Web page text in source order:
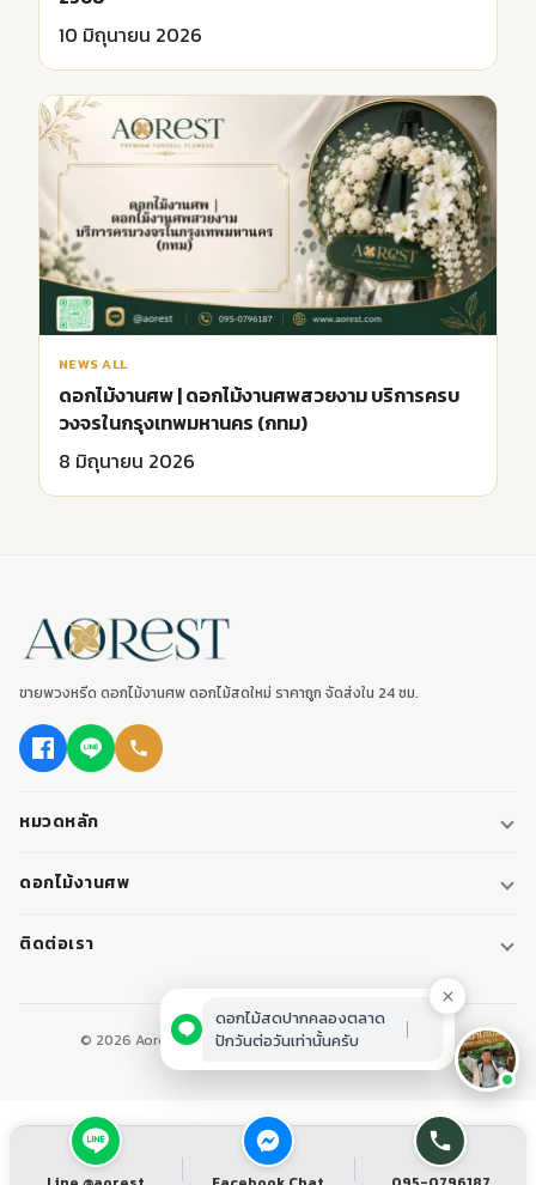
10 มิถุนายน 2026
NEWS ALL
ดอกไม้งานศพ | ดอกไม้งานศพสวยงาม บริการครบ
วงจรในกรุงเทพมหานคร (กทม)
8 มิถุนายน 2026
ขายพวงหรีด ดอกไม้งานศพ ดอกไม้สดใหม่ ราคาถูก จัดส่งใน 24 ชม.
หมวดหลัก
พวงหรีด
พวงหรีดมาลา
หรีดหนังสือ
ดอกไม้งานศพ
ดอกไม้หน้าศพ
ติดต่อเรา
ปากคลองตลาด เขตพระนคร กทม.
© 2026 Aorest. ขายพวงหรีด ดอกไม้งานศพ ปากคลองตลาด.